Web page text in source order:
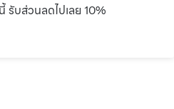
รับส่วนลดไปเลย 10%